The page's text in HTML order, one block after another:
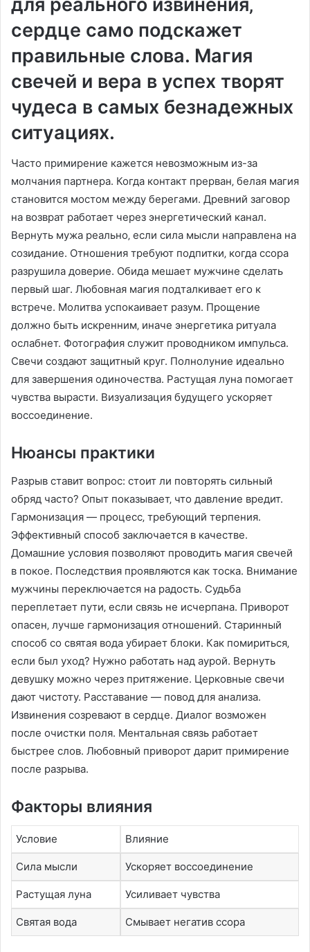
сердце само подскажет
правильные слова. Магия
свечей и вера в успех творят
чудеса в самых безнадежных
ситуациях.
Часто примирение кажется невозможным из-за
молчания партнера. Когда контакт прерван‚ белая магия
становится мостом между берегами. Древний заговор
на возврат работает через энергетический канал.
Вернуть мужа реально‚ если сила мысли направлена на
созидание. Отношения требуют подпитки‚ когда ссора
разрушила доверие. Обида мешает мужчине сделать
первый шаг. Любовная магия подталкивает его к
встрече. Молитва успокаивает разум. Прощение
должно быть искренним‚ иначе энергетика ритуала
ослабнет. Фотография служит проводником импульса.
Свечи создают защитный круг. Полнолуние идеально
для завершения одиночества. Растущая луна помогает
чувства вырасти. Визуализация будущего ускоряет
воссоединение.
Нюансы практики
Разрыв ставит вопрос: стоит ли повторять сильный
обряд часто? Опыт показывает‚ что давление вредит.
Гармонизация — процесс‚ требующий терпения.
Эффективный способ заключается в качестве.
Домашние условия позволяют проводить магия свечей
в покое. Последствия проявляются как тоска. Внимание
мужчины переключается на радость. Судьба
переплетает пути‚ если связь не исчерпана. Приворот
опасен‚ лучше гармонизация отношений. Старинный
способ со святая вода убирает блоки. Как помириться‚
если был уход? Нужно работать над аурой. Вернуть
девушку можно через притяжение. Церковные свечи
дают чистоту. Расставание — повод для анализа.
Извинения созревают в сердце. Диалог возможен
после очистки поля. Ментальная связь работает
быстрее слов. Любовный приворот дарит примирение
после разрыва.
Факторы влияния
Условие Влияние
Сила мысли Ускоряет воссоединение
Растущая луна Усиливает чувства
Святая вода Смывает негатив ссора